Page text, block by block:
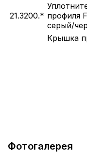
21.3200.* профиля
серый/
Крышка
Фотогалерея